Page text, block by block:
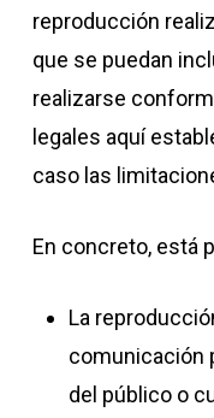
reproducción
que se puedan
realizarse
legales aquí
caso las
En concreto, está
La
comunicación
del público o